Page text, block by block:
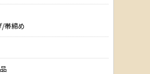
帯締め